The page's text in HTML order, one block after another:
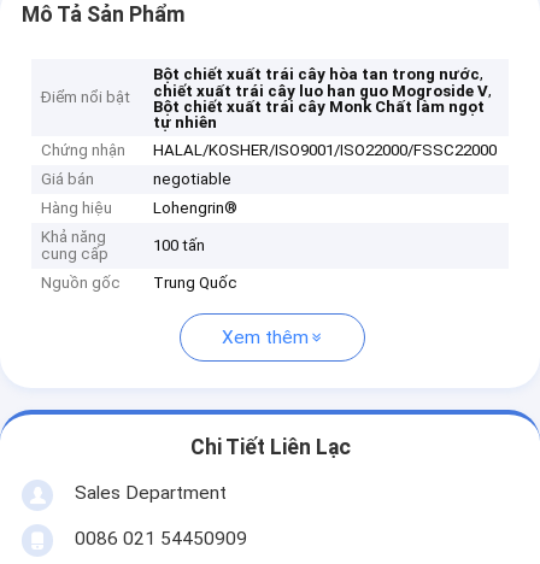
Mô Tả Sản Phẩm
Điểm nổi bật
Bột chiết xuất trái cây hòa tan trong nước,
chiết xuất trái cây luo han guo Mogroside V,
Bột chiết xuất trái cây Monk Chất làm ngọt
tự nhiên
Chứng nhận
HALAL/KOSHER/ISO9001/ISO22000/FSSC22000
Giá bán
negotiable
Hàng hiệu
Lohengrin®
Khả năng
cung cấp
100 tấn
Nguồn gốc Trung Quốc
Xem thêm
Chi Tiết Liên Lạc
Sales Department
0086 021 54450909